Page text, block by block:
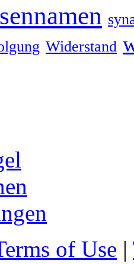
Widerstand
of Use |